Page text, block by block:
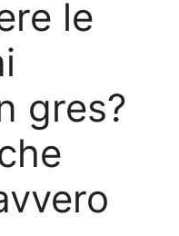
le
gres?